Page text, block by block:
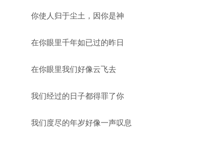
你使人归于尘土，因你是神
在你眼里千年如已过的昨日
在你眼里我们好像云飞去
我们经过的日子都得罪了你
我们度尽的年岁好像一声叹息